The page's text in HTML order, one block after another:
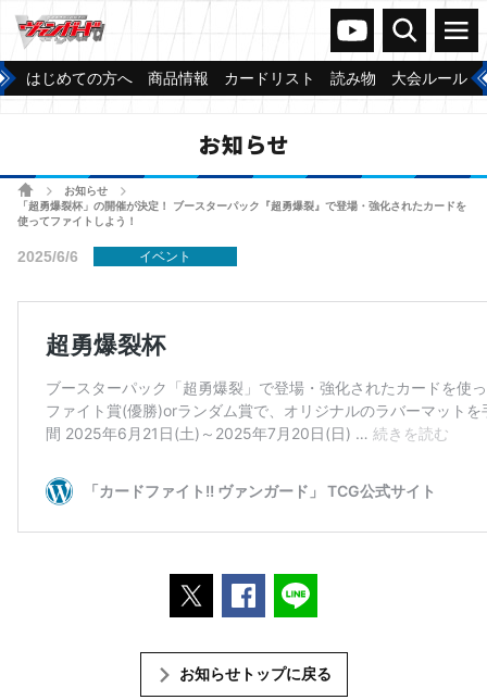
ヴァンガードch
検索 メニュー
はじめての方へ 商品情報 カードリスト 読み物 大会ルール
お知らせ
ホームお知らせ
「超勇爆裂杯」の開催が決定！ ブースターパック『超勇爆裂』で登場・強化されたカードを
使ってファイトしよう！
2025/6/6 イベント
ポストするFacebookでシェアする
お知らせトップに戻る